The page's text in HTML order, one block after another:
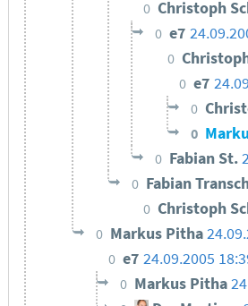
0 Christoph
0 e7
0
0 e7
0
0
0 Fabian St.
0 Fabian
0 Christoph
0 Markus Pitha
0 e7 24.09.2005
0 Markus Pitha